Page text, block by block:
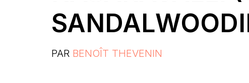
PAR BENOÎT THEVENIN